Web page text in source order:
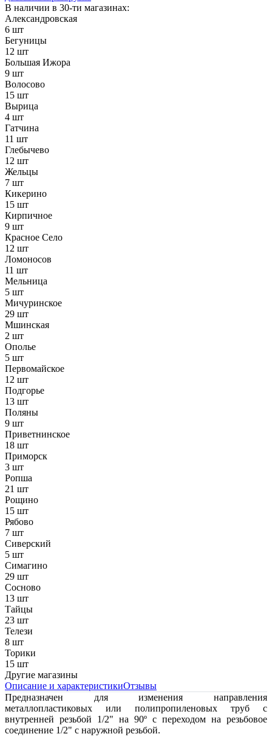
В наличии в 30-ти магазинах:
Александровская
6 шт
Бегуницы
12 шт
Большая Ижора
9 шт
Волосово
15 шт
Вырица
4 шт
Гатчина
11 шт
Глебычево
12 шт
Жельцы
7 шт
Кикерино
15 шт
Кирпичное
9 шт
Красное Село
12 шт
Ломоносов
11 шт
Мельница
5 шт
Мичуринское
29 шт
Мшинская
2 шт
Ополье
5 шт
Первомайское
12 шт
Подгорье
13 шт
Поляны
9 шт
Приветнинское
18 шт
Приморск
3 шт
Ропша
21 шт
Рощино
15 шт
Рябово
7 шт
Сиверский
5 шт
Симагино
29 шт
Сосново
13 шт
Тайцы
23 шт
Телези
8 шт
Торики
15 шт
Другие магазины
Описание и характеристикиОтзывы
Предназначен для изменения направления
металлопластиковых или полипропиленовых труб с
внутренней резьбой 1/2" на 90º с переходом на резьбовое
соединение 1/2" с наружной резьбой.